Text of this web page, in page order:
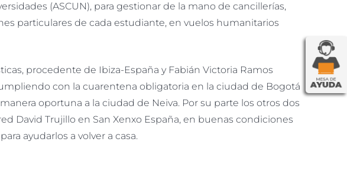
(ASCUN), para gestionar de la mano de cancillerías,
particulares de cada estudiante, en vuelos humanitarios
procedente de Ibiza-España y Fabián Victoria Ramos
con la cuarentena obligatoria en la ciudad de Bogotá
oportuna a la ciudad de Neiva. Por su parte los otros dos
David Trujillo en San Xenxo España, en buenas condiciones
ayudarlos a volver a casa.